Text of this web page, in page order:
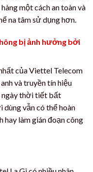
một cách an toàn và
na tâm sử dụng hơn.
bị ảnh hưởng bởi
của Viettel Telecom
và truyền tín hiệu
ngày thời tiết bất
vẫn có thể hoàn
hay làm gián đoạn công